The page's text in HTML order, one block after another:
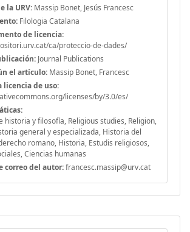
la URV: Massip Bonet, Jesús Francesc
Filologia Catalana
de licencia:
ca/proteccio-de-dades/
Journal Publications
el artículo: Massip Bonet, Francesc
licencia de uso:
licenses/by/3.0/es/
historia y filosofía, Religious studies, Religion,
general y especializada, Historia del
romano, Historia, Estudis religiosos,
Ciencias humanas
correo del autor:francesc.massip@urv.cat